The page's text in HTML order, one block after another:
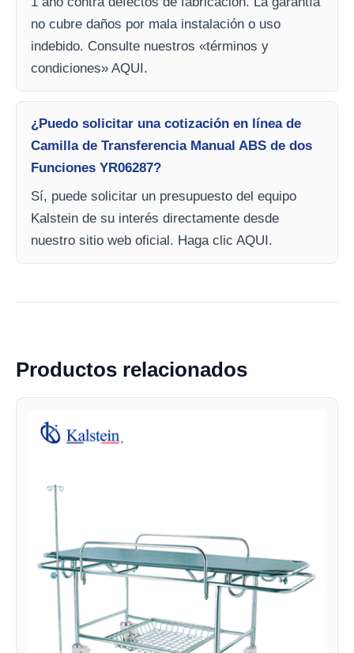
no cubre daños por mala instalación o uso
indebido. Consulte nuestros «términos y
condiciones» AQUI.
¿Puedo solicitar una cotización en línea de
Camilla de Transferencia Manual ABS de dos
Funciones YR06287?
Sí, puede solicitar un presupuesto del equipo
Kalstein de su interés directamente desde
nuestro sitio web oficial. Haga clic AQUI.
Productos relacionados